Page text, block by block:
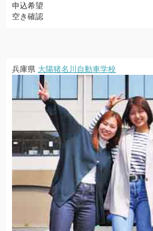
申込希望
空き確認
兵庫県 大陽猪名川自動車学校